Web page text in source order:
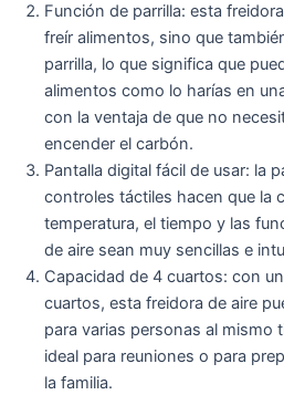
Función de parrilla: esta
freír alimentos, sino que
parrilla, lo que significa que
alimentos como lo harías en
con la ventaja de que no
encender el carbón.
Pantalla digital fácil de usar: la
controles táctiles hacen que la
temperatura, el tiempo y las
de aire sean muy sencillas e
Capacidad de 4 cuartos: con
cuartos, esta freidora de aire
para varias personas al mismo
ideal para reuniones o para
la familia.